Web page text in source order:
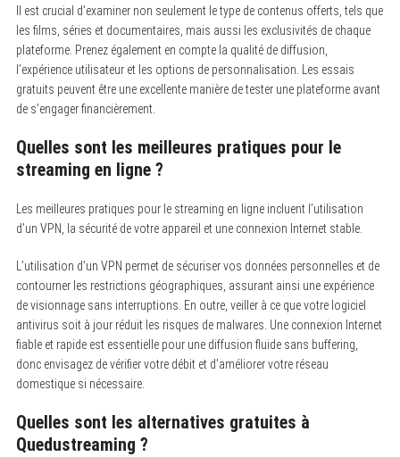
Il est crucial d’examiner non seulement le type de contenus offerts, tels que
les films, séries et documentaires, mais aussi les exclusivités de chaque
plateforme. Prenez également en compte la qualité de diffusion,
l’expérience utilisateur et les options de personnalisation. Les essais
gratuits peuvent être une excellente manière de tester une plateforme avant
de s’engager financièrement.
Quelles sont les meilleures pratiques pour le
streaming en ligne ?
Les meilleures pratiques pour le streaming en ligne incluent l’utilisation
d’un VPN, la sécurité de votre appareil et une connexion Internet stable.
L’utilisation d’un VPN permet de sécuriser vos données personnelles et de
contourner les restrictions géographiques, assurant ainsi une expérience
de visionnage sans interruptions. En outre, veiller à ce que votre logiciel
antivirus soit à jour réduit les risques de malwares. Une connexion Internet
fiable et rapide est essentielle pour une diffusion fluide sans buffering,
donc envisagez de vérifier votre débit et d’améliorer votre réseau
domestique si nécessaire.
Quelles sont les alternatives gratuites à
Quedustreaming ?